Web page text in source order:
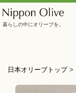
暮らしの中にオリーブを。
日本オリーブトップ>